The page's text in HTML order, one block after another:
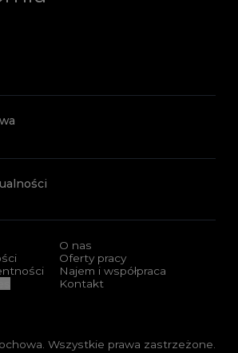
O nas
Oferty pracy
Najem i współpraca
Kontakt
Wszystkie prawa zastrzeżone.